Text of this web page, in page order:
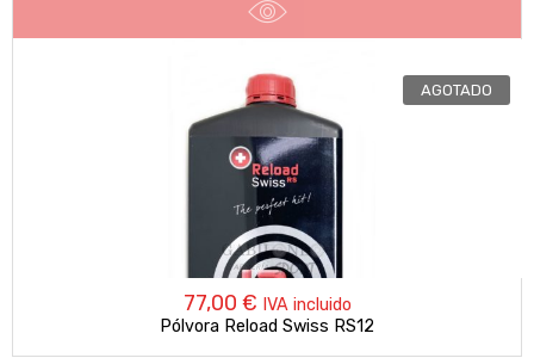
AGOTADO
77,00 € IVA incluido
Pólvora Reload Swiss RS12